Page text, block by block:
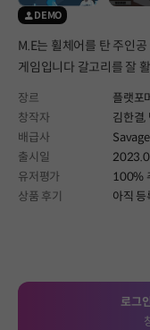
DEMO
M.E는 휠체어를 탄 주인
게임입니다 갈고리를 잘
장르 플랫포
창작자
김한결,
배급사
출시일
유저평가
100%
상품 후기
아직 등
로그